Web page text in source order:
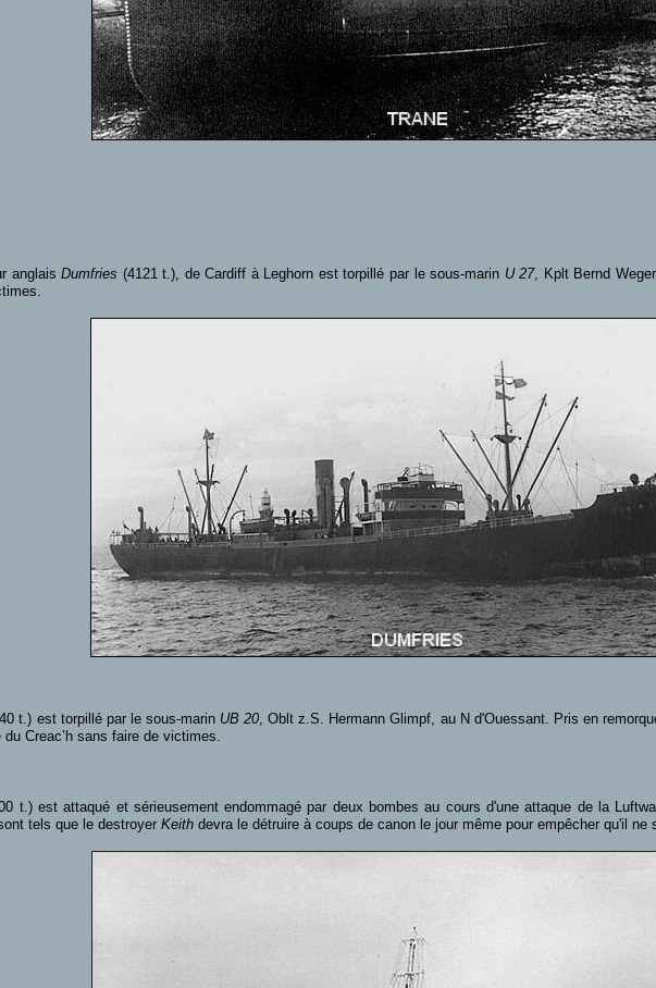
anglaisDumfries (4121 t.), de Cardiff à Leghorn est torpillé par le sous-marin U 27, Kplt Bernd
t.) est torpillé par le sous-marin UB 20, Oblt z.S. Hermann Glimpf, au N d'Ouessant. Pris en
Creac’h sans faire de victimes.
t.) est attaqué et sérieusement endommagé par deux bombes au cours d'une attaque de la
tels que le destroyer Keith devra le détruire à coups de canon le jour même pour empêcher qu'il